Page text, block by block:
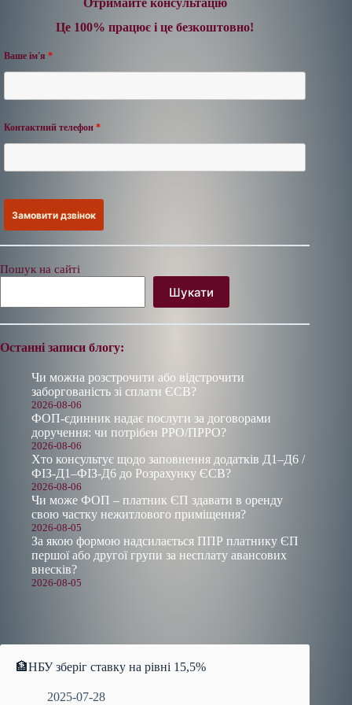
🏦НБУ зберіг ставку на рівні 15,5%
2025-07-28
Це 100% працює і це безкоштовно!
Ваше ім'я *
Контактний телефон *
Пошук на сайті
Шукати
Останні записи блогу:
Чи можна розстрочити або відстрочити
заборгованість зі сплати ЄСВ?
2026-08-06
ФОП-єдинник надає послуги за договорами
доручення: чи потрібен РРО/ПРРО?
2026-08-06
Хто консультує щодо заповнення додатків Д1–Д6 /
ФІЗ-Д1–ФІЗ-Д6 до Розрахунку ЄСВ?
2026-08-06
Чи може ФОП – платник ЄП здавати в оренду
свою частку нежитлового приміщення?
2026-08-05
За якою формою надсилається ППР платнику ЄП
першої або другої групи за несплату авансових
внесків?
2026-08-05